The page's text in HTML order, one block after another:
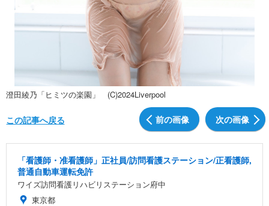
澄田綾乃「ヒミツの楽園」 (C)2024Liverpool
前の画像 次の画像
この記事へ戻る
「看護師・准看護師」正社員/訪問看護ステーション/正看護師,
普通自動車運転免許
ワイズ訪問看護リハビリステーション府中
東京都